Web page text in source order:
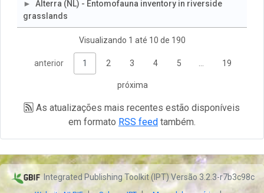
Alterra (NL) - Entomofauna inventory in riverside
grasslands
Visualizando 1 até 10 de 190
anterior 1 2 3 4 5 19
próxima
As atualizações mais recentes estão disponíveis
em formato RSS feed também.
Integrated Publishing Toolkit (IPT) Versão 3.2.3-r7b3c98c